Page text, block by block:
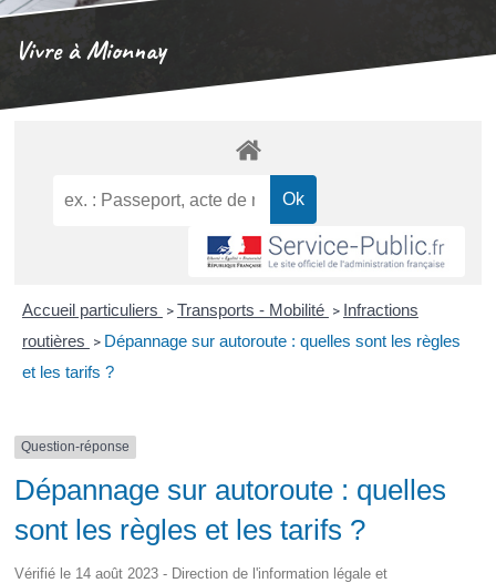
Vivre à Mionnay
Accueil particuliers > Transports - Mobilité > Infractions
routières > Dépannage sur autoroute : quelles sont les règles
et les tarifs ?
Question-réponse
Dépannage sur autoroute : quelles
sont les règles et les tarifs ?
Vérifié le 14 août 2023 - Direction de l'information légale et